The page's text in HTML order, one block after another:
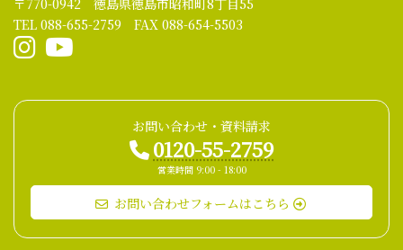
〒770-0942 徳島県徳島市昭和町8丁目55
TEL 088-655-2759 FAX 088-654-5503
お問い合わせ・資料請求
0120-55-2759
営業時間 9:00 - 18:00
お問い合わせフォームはこちら